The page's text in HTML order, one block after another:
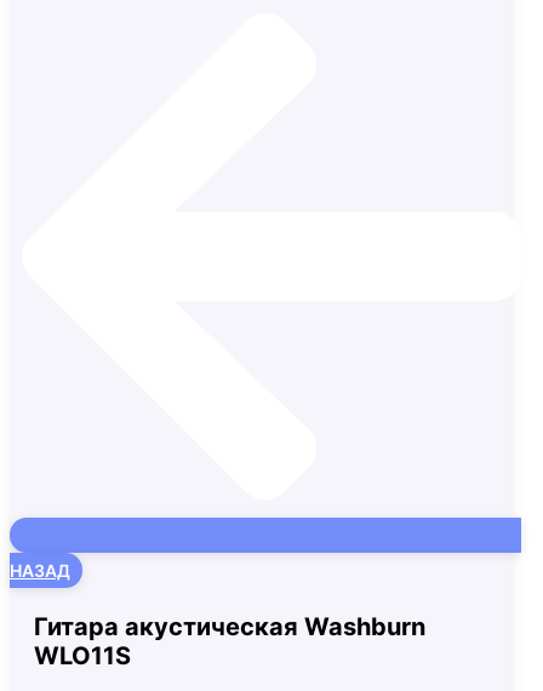
НАЗАД
Гитара акустическая Washburn
WLO11S